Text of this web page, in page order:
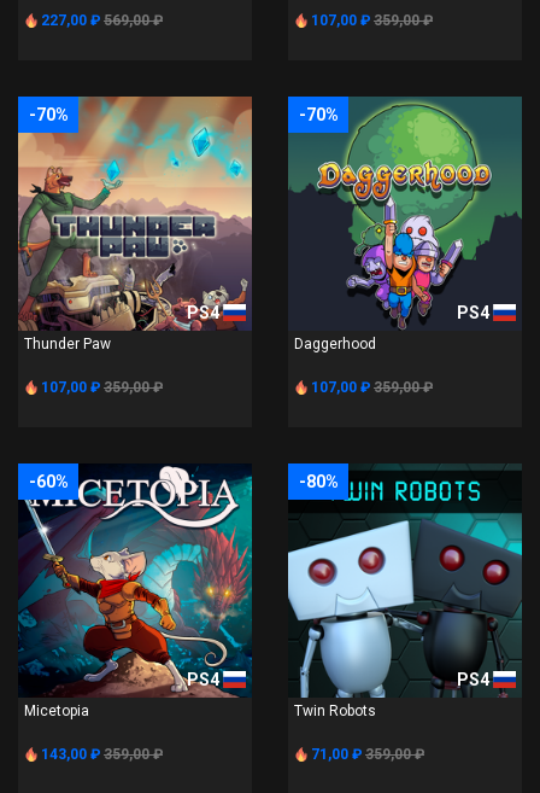
227,00 ₽ 569,00 ₽ 107,00 ₽ 359,00 ₽
-70%
PS4
Thunder Paw
107,00 ₽ 359,00 ₽
-70%
PS4
Daggerhood
107,00 ₽ 359,00 ₽
-60%
PS4
Micetopia
143,00 ₽ 359,00 ₽
-80%
PS4
Twin Robots
71,00 ₽ 359,00 ₽